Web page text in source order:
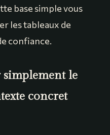
base simple vous
les tableaux de
confiance.
le
concret